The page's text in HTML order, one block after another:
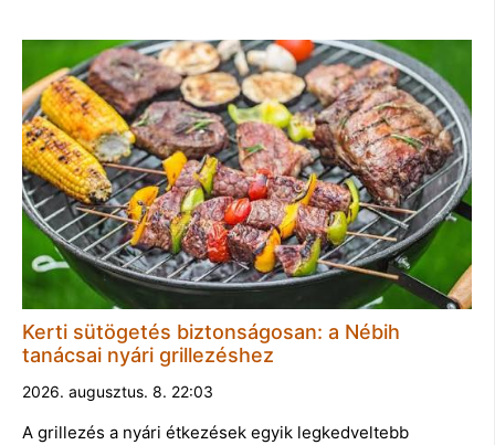
Kerti sütögetés biztonságosan: a Nébih
tanácsai nyári grillezéshez
2026. augusztus. 8. 22:03
A grillezés a nyári étkezések egyik legkedveltebb